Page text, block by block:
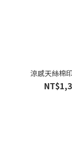
涼感天絲棉